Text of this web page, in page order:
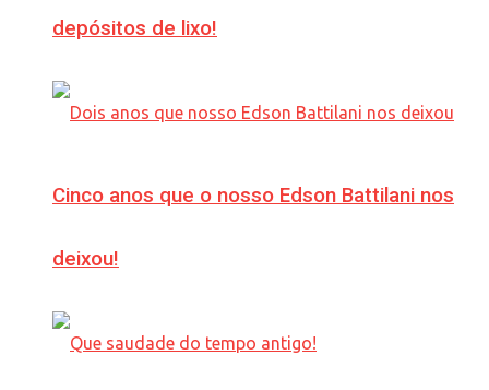
depósitos de lixo!
Cinco anos que o nosso Edson Battilani nos
deixou!